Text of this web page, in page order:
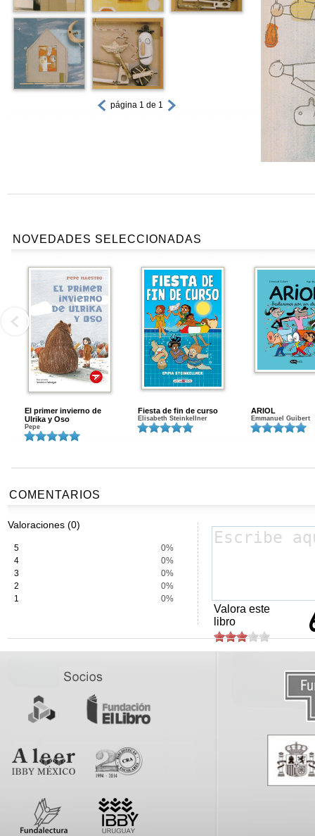
página 1 de 1
NOVEDADES SELECCIONADAS
El primer invierno de
Ulrika y Oso
Pepe
Fiesta de fin de curso
Elisabeth Steinkellner
ARIOL
Emmanuel Guibert
COMENTARIOS
Valoraciones (0)
5
0%
4
0%
3
0%
2
0%
1
0%
Valora este
libro